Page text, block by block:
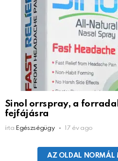
Sinol orrspray, a
fejfájásra
írta Egészségügy 17 év ago
AZ OLDAL NORMÁL